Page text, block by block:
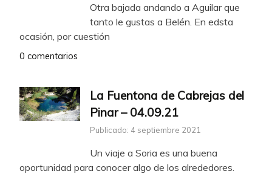
Otra bajada andando a Aguilar que
tanto le gustas a Belén. En edsta
ocasión, por cuestión
0 comentarios
La Fuentona de Cabrejas del
Pinar – 04.09.21
Publicado: 4 septiembre 2021
Un viaje a Soria es una buena
oportunidad para conocer algo de los alrededores.